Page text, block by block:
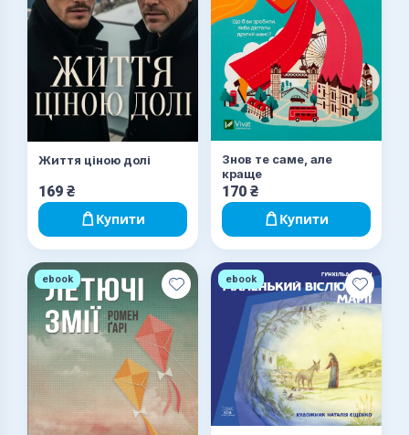
Життя ціною долі
169 ₴
Купити
Знов те саме, але
краще
170 ₴
Купити
ebook ebook